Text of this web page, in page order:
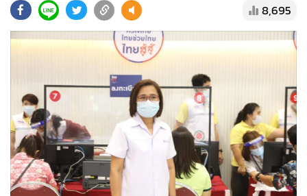
• Good health & Well-being
• Green Innovation & SD
Infographic
• การเมือง
• ท่องเที่ยว
• กีฬา
• ต่างประเทศ
8,695